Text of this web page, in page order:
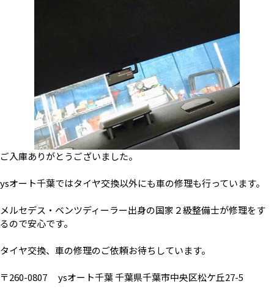
ご入庫ありがとうございました。
ysオート千葉ではタイヤ交換以外にも車の修理も行っています。
メルセデス・ベンツディーラー出身の国家２級整備士が修理をす
るので安心です。
タイヤ交換、車の修理のご依頼お待ちしています。
〒260-0807 ysオート千葉 千葉県千葉市中央区松ケ丘27-5